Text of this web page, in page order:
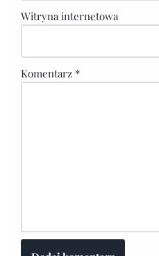
Witryna internetowa
Komentarz *